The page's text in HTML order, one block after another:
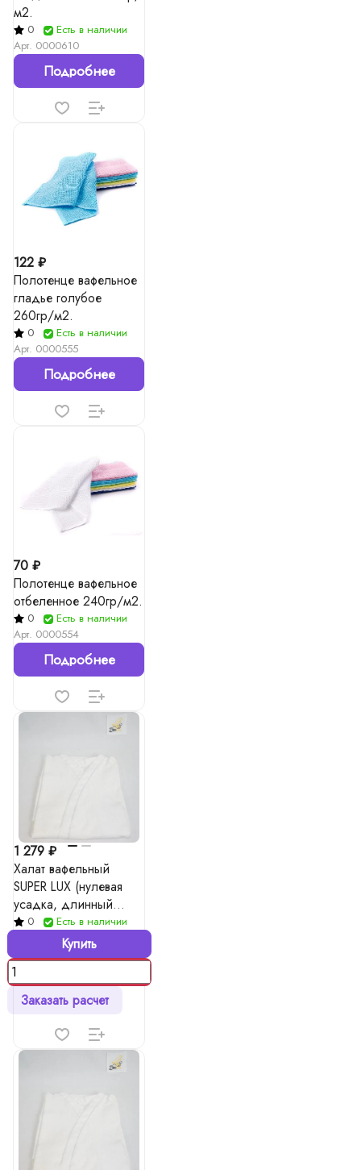
м2.
0
Есть в наличии
Арт. 0000610
Подробнее
122 ₽
Полотенце вафельное
гладье голубое
260гр/м2.
0
Есть в наличии
Арт. 0000555
Подробнее
70 ₽
Полотенце вафельное
отбеленное 240гр/м2.
0
Есть в наличии
Арт. 0000554
Подробнее
1 279 ₽
Халат вафельный
SUPER LUX (нулевая
усадка, длинный
рукав, удлиненный
халат), цвета в ассорт.
0 Есть в наличии
Купить
Заказать расчет